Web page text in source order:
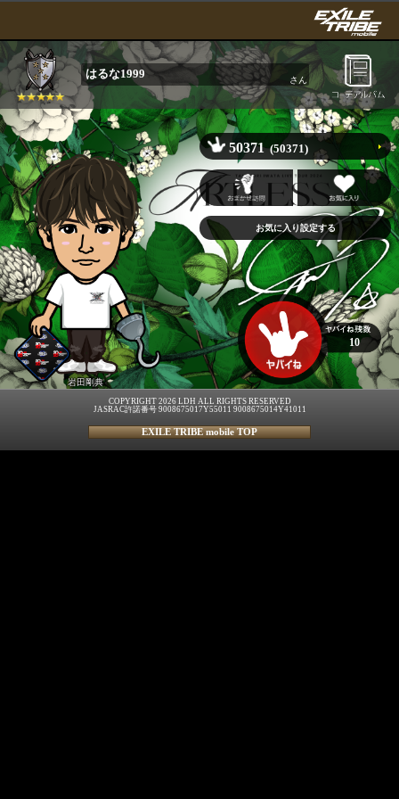
はるな1999 さん
岩田剛典
50371 (50371)
10
COPYRIGHT 2026 LDH ALL RIGHTS RESERVED
JASRAC許諾番号 9008675017Y55011 9008675014Y41011
EXILE TRIBE mobile TOP